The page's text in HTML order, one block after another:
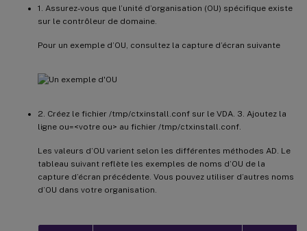
1. Assurez-vous que l’unité d’organisation (OU) spécifique existe
sur le contrôleur de domaine.
Pour un exemple d’OU, consultez la capture d’écran suivante
2. Créez le fichier /tmp/ctxinstall.conf sur le VDA. 3. Ajoutez la
ligne ou=<votre ou> au fichier /tmp/ctxinstall.conf.
Les valeurs d’OU varient selon les différentes méthodes AD. Le
tableau suivant reflète les exemples de noms d’OU de la
capture d’écran précédente. Vous pouvez utiliser d’autres noms
d’OU dans votre organisation.